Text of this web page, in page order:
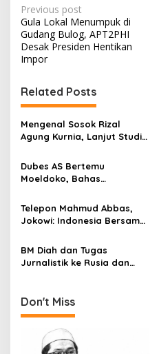
P
o
s
n
a
v
g
a
t
i
o
n
Previous post
Gula Lokal Menumpuk di
Gudang Bulog, APT2PHI
Desak Presiden Hentikan
Impor
Related Posts
Mengenal Sosok Rizal
Agung Kurnia, Lanjut Studi
Kecintaannya Pada
Linguistik
Dubes AS Bertemu
Moeldoko, Bahas
Telepon Mahmud Abbas,
Jokowi: Indonesia Bersama
Palestina
BM Diah dan Tugas
Jurnalistik ke Rusia dan
Don't Miss